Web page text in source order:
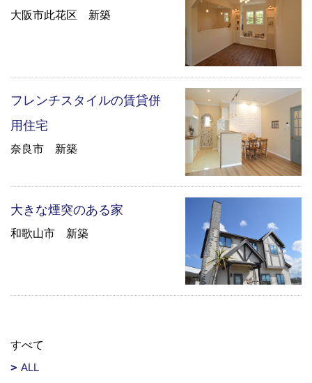
大阪市此花区 新築
フレンチスタイルの賃貸併
用住宅
奈良市 新築
大きな煙突のある家
和歌山市 新築
すべて
ALL